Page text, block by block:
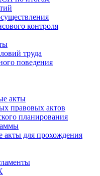
контроля
труда
поведения
акты
правовых актов
планирования
для прохождения